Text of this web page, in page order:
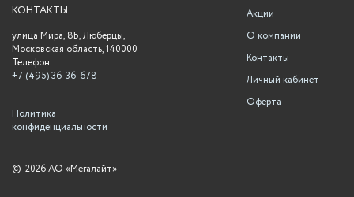
Акции
О компании
Контакты
Личный кабинет
Оферта
КОНТАКТЫ:
улица Мира, 8Б, Люберцы,
Московская область, 140000
Телефон:
+7 (495) 36-36-678
Политика
конфиденциальности
© 2026 АО «Мегалайт»